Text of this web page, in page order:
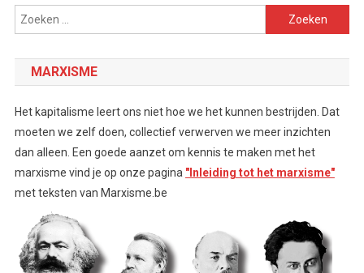
Zoeken
naar:
MARXISME
Het kapitalisme leert ons niet hoe we het kunnen bestrijden. Dat
moeten we zelf doen, collectief verwerven we meer inzichten
dan alleen. Een goede aanzet om kennis te maken met het
marxisme vind je op onze pagina "Inleiding tot het marxisme"
met teksten van Marxisme.be